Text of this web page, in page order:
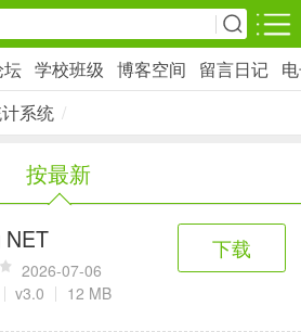
安卓游戏
社交通讯
2千+款应用
影音播放
金融理财
2百+款应用
网上购物
坛 学校班级 博客空间 留言日记
系统 /
按最新
NET
2026-07-06
v3.0 12 MB
下载